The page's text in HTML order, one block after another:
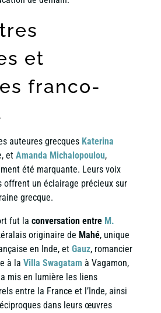
et
franco-
auteures grecques Katerina
et Amanda Michalopoulou,
été marquante. Leurs voix
un éclairage précieux sur
grecque.
fut la conversation entre M.
originaire de Mahé, unique
en Inde, et Gauz, romancier
à la Villa Swagatam à Vagamon,
mis en lumière les liens
entre la France et l’Inde, ainsi
dans leurs œuvres